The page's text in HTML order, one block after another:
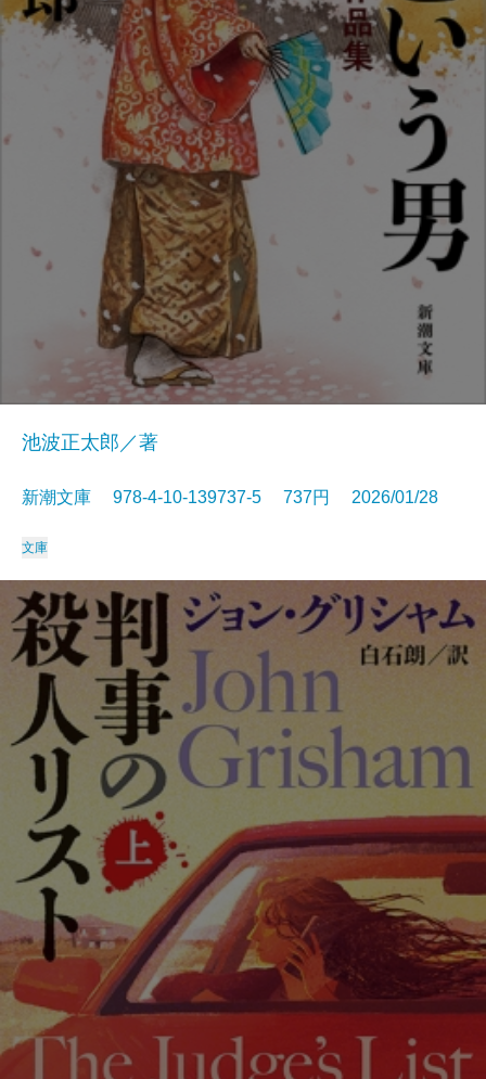
池波正太郎／著
新潮文庫 978-4-10-139737-5 737円 2026/01/28
文庫